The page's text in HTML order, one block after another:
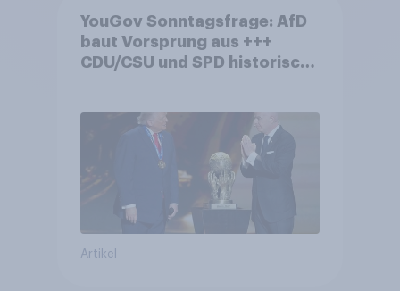
YouGov Sonntagsfrage: AfD
baut Vorsprung aus +++
CDU/CSU und SPD historisch
Fußball-WM ohne Politik
Artikel